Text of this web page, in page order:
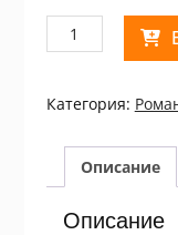
Количество
товара
Гюго.
Отверженные.
х
томах
Категория:
Описание
Описание